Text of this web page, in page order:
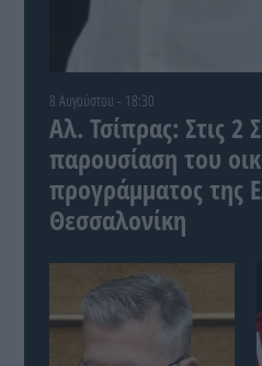
8 Αυγούστου - 18:30
Αλ. Τσίπρας: Στις 2
παρουσίαση του
προγράμματος της
Θεσσαλονίκη